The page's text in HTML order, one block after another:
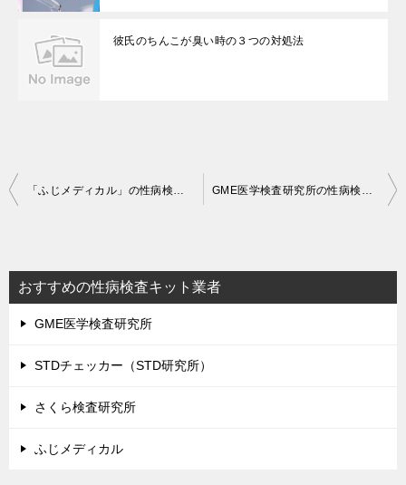
彼氏のちんこが臭い時の３つの対処法
投
ビ
ゲ
ー
シ
おすすめの性病検査キット業者
GME医学検査研究所
STDチェッカー（STD研究所）
さくら検査研究所
ふじメディカル